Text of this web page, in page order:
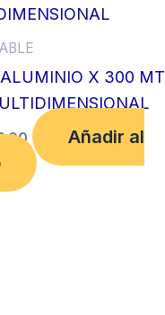
ALUMINIO X 300 MT
Añadir al